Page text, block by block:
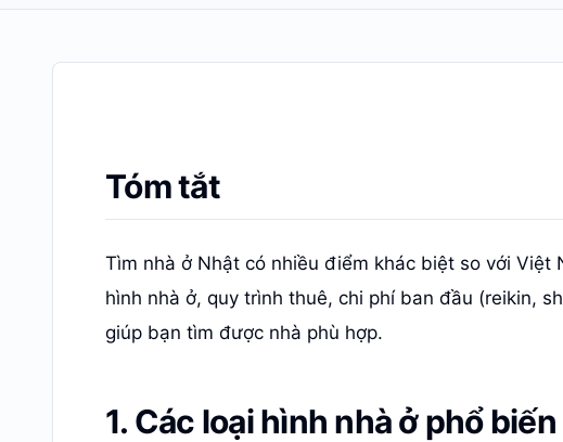
Tóm tắt
Tìm nhà ở Nhật có nhiều điểm khác biệt so với
hình nhà ở, quy trình thuê, chi phí ban đầu (reikin,
giúp bạn tìm được nhà phù hợp.
1. Các loại hình nhà ở phổ biến